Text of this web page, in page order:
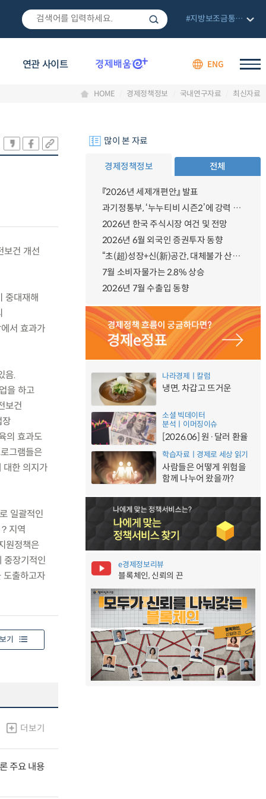
연관 사이트 ENG
#지방보조금통합관리망
HOME 경제정책정보 국내연구자료 최신자료
보건 개선
중대재해
서 효과가
음.
을 하고
보건
장
의 효과도
그램들은
대한 의지가
일괄적인
지역
원정책은
중장기적인
도출하고자
기
더보기
주요 내용
많이 본 자료
경제정책정보 전체
『2026년 세제개편안』 발표
과기정통부, ‘누누티비 시즌2’에 강력 대응 의지 밝혀
2026년 한국 주식시장 여건 및 전망
2026년 6월 외국인 증권투자 동향
“초(超)성장+신(新)공간, 대체불가 산업강국”
7월 소비자물가는 2.8% 상승
2026년 7월 수출입 동향
나라경제ㅣ칼럼
냉면, 차갑고 뜨거운
소셜 빅데이터
분석ㅣ이머징이슈
[2026.06] 원·달러 환율
학습자료ㅣ경제로 세상 읽기
사람들은 어떻게 위험을
함께 나누어 왔을까?
e경제정보리뷰
블록체인, 신뢰의 끈